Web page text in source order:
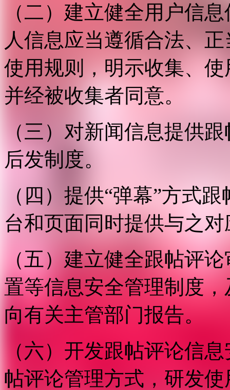
（二）建立健全用户信
人信息应当遵循合法、
使用规则，明示收集、
并经被收集者同意。
（三）对新闻信息提供
后发制度。
（四）提供“弹幕”方式
台和页面同时提供与之
（五）建立健全跟帖评
置等信息安全管理制度
向有关主管部门报告。
（六）开发跟帖评论信
帖评论管理方式，研发